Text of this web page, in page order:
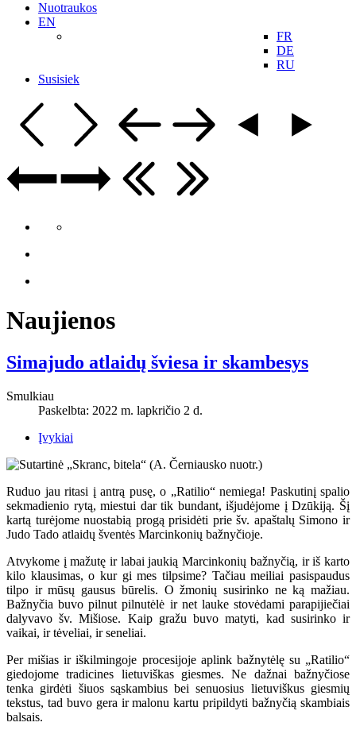
Nuotraukos
EN
FR
DE
RU
Susisiek
Naujienos
Simajudo atlaidų šviesa ir skambesys
Smulkiau
Paskelbta: 2022 m. lapkričio 2 d.
Įvykiai
Ruduo jau ritasi į antrą pusę, o „Ratilio“ nemiega! Paskutinį spalio
sekmadienio rytą, miestui dar tik bundant, išjudėjome į Dzūkiją. Šį
kartą turėjome nuostabią progą prisidėti prie šv. apaštalų Simono ir
Judo Tado atlaidų šventės Marcinkonių bažnyčioje.
Atvykome į mažutę ir labai jaukią Marcinkonių bažnyčią, ir iš karto
kilo klausimas, o kur gi mes tilpsime? Tačiau meiliai pasispaudus
tilpo ir mūsų gausus būrelis. O žmonių susirinko ne ką mažiau.
Bažnyčia buvo pilnut pilnutėlė ir net lauke stovėdami parapijiečiai
dalyvavo šv. Mišiose. Kaip gražu buvo matyti, kad susirinko ir
vaikai, ir tėveliai, ir seneliai.
Per mišias ir iškilmingoje procesijoje aplink bažnytėlę su „Ratilio“
giedojome tradicines lietuviškas giesmes. Ne dažnai bažnyčiose
tenka girdėti šiuos sąskambius bei senuosius lietuviškus giesmių
tekstus, tad buvo gera ir malonu kartu pripildyti bažnyčią skambiais
balsais.